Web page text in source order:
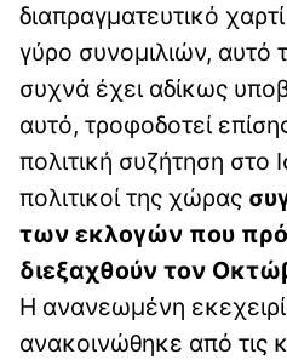
διαπραγματευτικό
γύρο συνομιλιών,
συχνά έχει αδίκως
αυτό, τροφοδοτεί
πολιτική συζήτηση στο
πολιτικοί της χώρας
των εκλογών που
διεξαχθούν τον
Η ανανεωμένη
ανακοινώθηκε από τις